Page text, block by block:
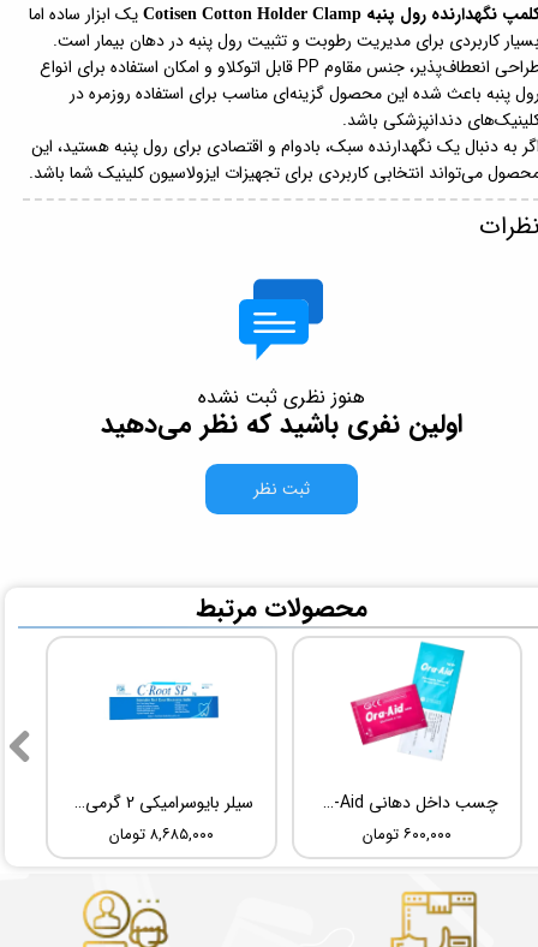
نگهدارنده رول پنبهCotisen Cotton Holder Clamp یک ابزار ساده اما
کاربردی برای مدیریت رطوبت و تثبیت رول پنبه در دهان بیمار است.
طراحی انعطاف‌پذیر، جنس مقاوم PP قابل اتوکلاو و امکان استفاده برای انواع
پنبه باعث شده این محصول گزینه‌ای مناسب برای استفاده روزمره در
دندانپزشکی باشد.
به دنبال یک نگهدارنده سبک، بادوام و اقتصادی برای رول پنبه هستید، این
می‌تواند انتخابی کاربردی برای تجهیزات ایزولاسیون کلینیک شما باشد.
هنوز نظری ثبت نشده
اولین نفری باشید که نظر می‌دهید
ثبت نظر
سیلر بایوسرامیکی 2 گرمی Root Dental Medical C-Root SP
۸,۶۸۵,۰۰۰ تومان
چسب داخل دهانی TBM Ora-Aid
۶۰۰,۰۰۰ تومان
​محصولات مرتبط